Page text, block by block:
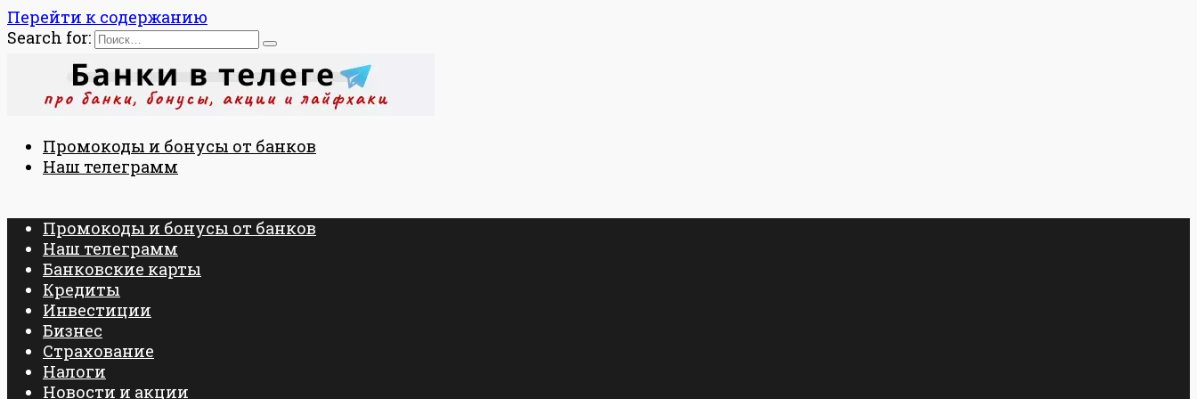
Перейти к содержанию
Search for:
Промокоды и бонусы от банков
Наш телеграмм
Промокоды и бонусы от банков
Наш телеграмм
Банковские карты
Кредиты
Инвестиции
Бизнес
Страхование
Налоги
Новости и акции